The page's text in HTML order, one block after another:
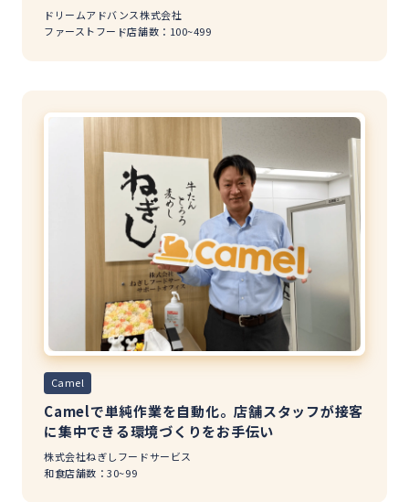
ドリームアドバンス株式会社
ファーストフード店舗数：100~499
Camel
Camelで単純作業を自動化。店舗スタッフが接客
に集中できる環境づくりをお手伝い
株式会社ねぎしフードサービス
和食店舗数：30~99